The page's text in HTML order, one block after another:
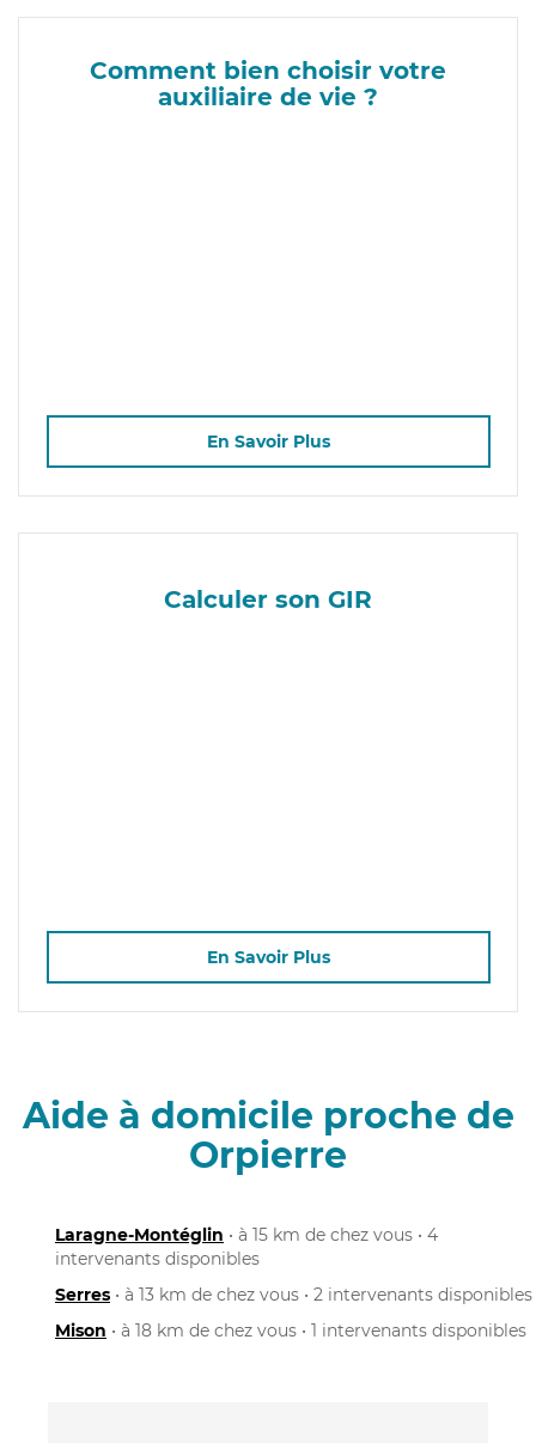
Comment bien choisir votre
auxiliaire de vie ?
En Savoir Plus
Calculer son GIR
En Savoir Plus
Aide à domicile proche de
Orpierre
Laragne-Montéglin • à 15 km de chez vous • 4
intervenants disponibles
Serres • à 13 km de chez vous • 2 intervenants disponibles
Mison • à 18 km de chez vous • 1 intervenants disponibles